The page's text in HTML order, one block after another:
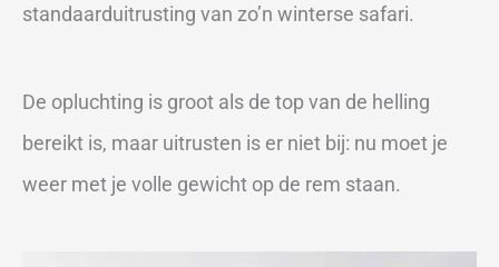
standaarduitrusting van zo’n winterse safari.
De opluchting is groot als de top van de helling
bereikt is, maar uitrusten is er niet bij: nu moet je
weer met je volle gewicht op de rem staan.